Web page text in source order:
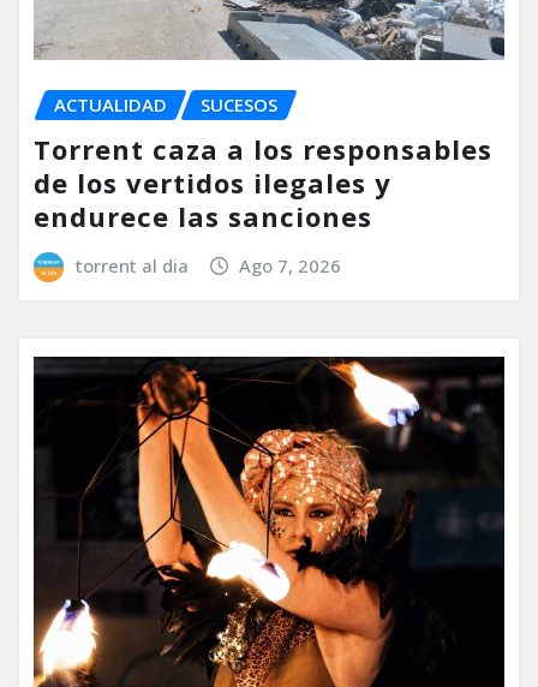
ACTUALIDAD SUCESOS
Torrent caza a los responsables
de los vertidos ilegales y
endurece las sanciones
torrent al dia Ago 7, 2026